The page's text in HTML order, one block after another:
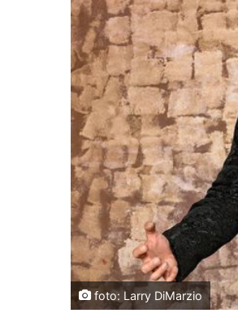
foto: Larry DiMarzio